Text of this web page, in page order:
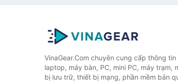
VinaGear.Com chuyên cung cấp thông
laptop, máy bàn, PC, mini PC, máy trạm,
bị lưu trữ, thiết bị mạng, phần mềm bản